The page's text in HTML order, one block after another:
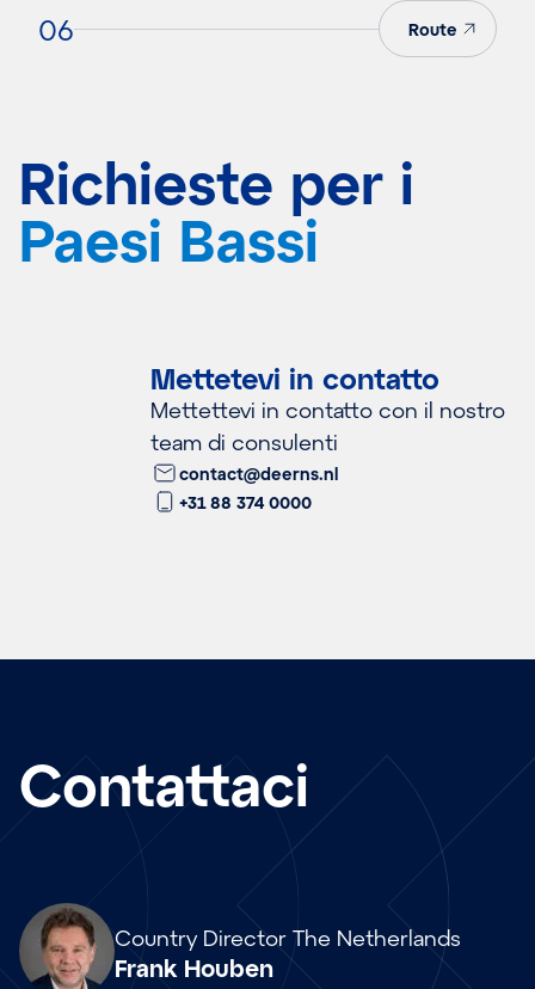
06 Route
Richieste per i
Paesi Bassi
Mettetevi in contatto
Mettettevi in contatto con il nostro
team di consulenti
contact@deerns.nl
+31 88 374 0000
Contattaci
Country Director The Netherlands
Frank Houben
nl